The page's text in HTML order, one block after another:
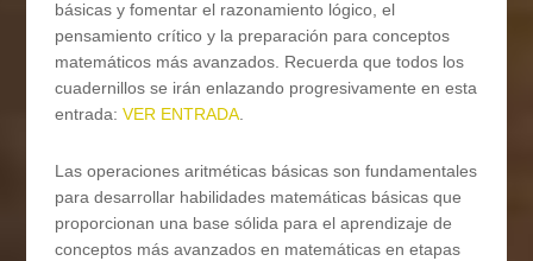
básicas y fomentar el razonamiento lógico, el
pensamiento crítico y la preparación para conceptos
matemáticos más avanzados. Recuerda que todos los
cuadernillos se irán enlazando progresivamente en esta
entrada:VER ENTRADA.
Las operaciones aritméticas básicas son fundamentales
para desarrollar habilidades matemáticas básicas que
proporcionan una base sólida para el aprendizaje de
conceptos más avanzados en matemáticas en etapas